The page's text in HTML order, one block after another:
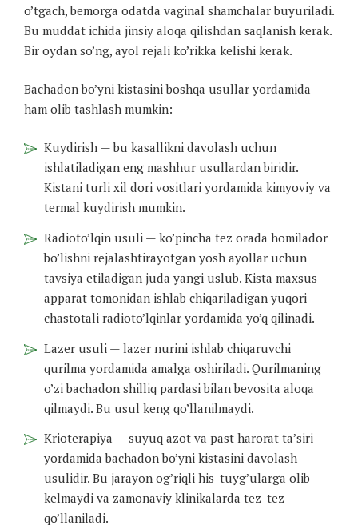
o’tgach, bemorga odatda vaginal shamchalar buyuriladi.
Bu muddat ichida jinsiy aloqa qilishdan saqlanish kerak.
Bir oydan so’ng, ayol rejali ko’rikka kelishi kerak.
Bachadon bo’yni kistasini boshqa usullar yordamida
ham olib tashlash mumkin:
Kuydirish — bu kasallikni davolash uchun
ishlatiladigan eng mashhur usullardan biridir.
Kistani turli xil dori vositlari yordamida kimyoviy va
termal kuydirish mumkin.
Radioto’lqin usuli — ko’pincha tez orada homilador
bo’lishni rejalashtirayotgan yosh ayollar uchun
tavsiya etiladigan juda yangi uslub. Kista maxsus
apparat tomonidan ishlab chiqariladigan yuqori
chastotali radioto’lqinlar yordamida yo’q qilinadi.
Lazer usuli — lazer nurini ishlab chiqaruvchi
qurilma yordamida amalga oshiriladi. Qurilmaning
o’zi bachadon shilliq pardasi bilan bevosita aloqa
qilmaydi. Bu usul keng qo’llanilmaydi.
Krioterapiya — suyuq azot va past harorat ta’siri
yordamida bachadon bo’yni kistasini davolash
usulidir. Bu jarayon og’riqli his-tuyg’ularga olib
kelmaydi va zamonaviy klinikalarda tez-tez
qo’llaniladi.